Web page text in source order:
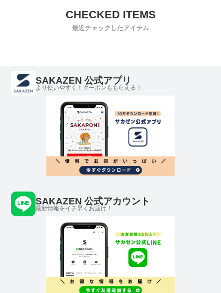
最近チェックしたアイテム
SAKAZEN 公式アプリ
より使いやすく！クーポンももらえる！
SAKAZEN 公式アカウント
最新情報をイチ早くお届け！